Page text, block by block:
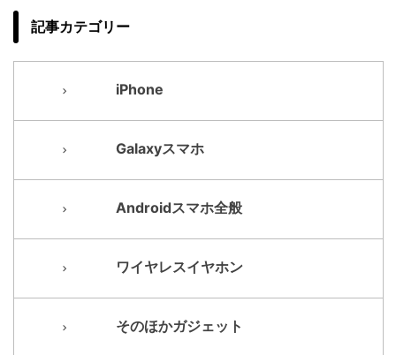
記事カテゴリー
iPhone
Galaxyスマホ
Androidスマホ全般
ワイヤレスイヤホン
そのほかガジェット